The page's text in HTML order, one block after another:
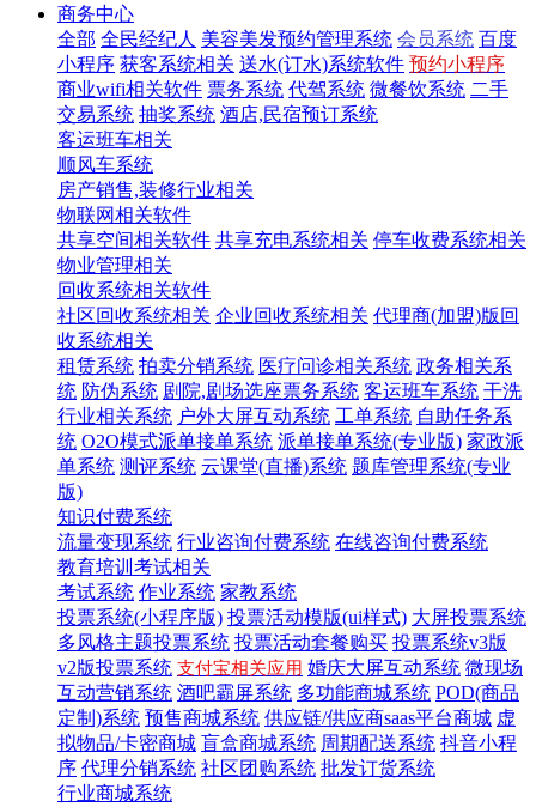
商务中心
全部 全民经纪人 美容美发预约管理系统 会员系统 百度
小程序 获客系统相关 送水(订水)系统软件 预约小程序
商业wifi相关软件 票务系统 代驾系统 微餐饮系统 二手
交易系统 抽奖系统 酒店,民宿预订系统
客运班车相关
顺风车系统
房产销售,装修行业相关
物联网相关软件
共享空间相关软件 共享充电系统相关 停车收费系统相关
物业管理相关
回收系统相关软件
社区回收系统相关 企业回收系统相关 代理商(加盟)版回
收系统相关
租赁系统 拍卖分销系统 医疗问诊相关系统 政务相关系
统 防伪系统 剧院,剧场选座票务系统 客运班车系统 干洗
行业相关系统 户外大屏互动系统 工单系统 自助任务系
统 O2O模式派单接单系统 派单接单系统(专业版) 家政派
单系统 测评系统 云课堂(直播)系统 题库管理系统(专业
版)
知识付费系统
流量变现系统 行业咨询付费系统 在线咨询付费系统
教育培训考试相关
考试系统 作业系统 家教系统
投票系统(小程序版) 投票活动模版(ui样式) 大屏投票系统
多风格主题投票系统 投票活动套餐购买 投票系统v3版
v2版投票系统 支付宝相关应用 婚庆大屏互动系统 微现场
互动营销系统 酒吧霸屏系统 多功能商城系统 POD(商品
定制)系统 预售商城系统 供应链/供应商saas平台商城 虚
拟物品/卡密商城 盲盒商城系统 周期配送系统 抖音小程
序 代理分销系统 社区团购系统 批发订货系统
行业商城系统